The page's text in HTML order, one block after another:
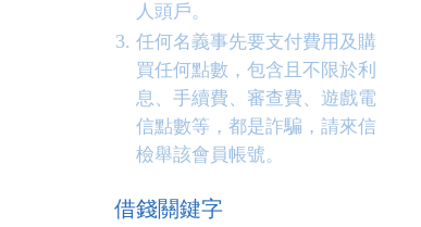
人頭戶。
任何名義事先要支付費用及購
買任何點數，包含且不限於利
息、手續費、審查費、遊戲電
信點數等，都是詐騙，請來信
檢舉該會員帳號。
借錢關鍵字